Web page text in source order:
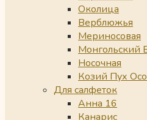
Околица
Верблюжья
Мериносовая
Монгольский
Носочная
Козий Пух
Для салфеток
Анна 16
Канарис